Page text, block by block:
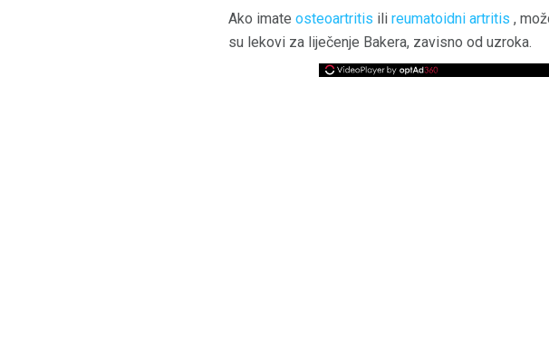
Ako imate osteoartritis ili reumatoidni artritis ,
su lekovi za liječenje Bakera, zavisno od uzroka.